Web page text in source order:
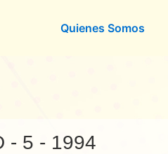
Quienes Somos
- 5 - 1994